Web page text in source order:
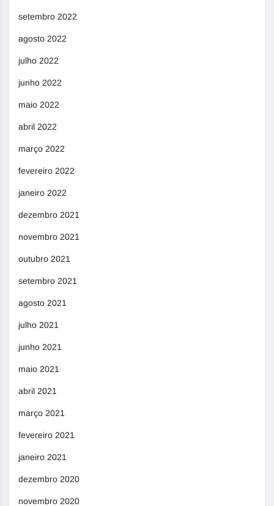
setembro 2022
agosto 2022
julho 2022
junho 2022
maio 2022
abril 2022
março 2022
fevereiro 2022
janeiro 2022
dezembro 2021
novembro 2021
outubro 2021
setembro 2021
agosto 2021
julho 2021
junho 2021
maio 2021
abril 2021
março 2021
fevereiro 2021
janeiro 2021
dezembro 2020
novembro 2020